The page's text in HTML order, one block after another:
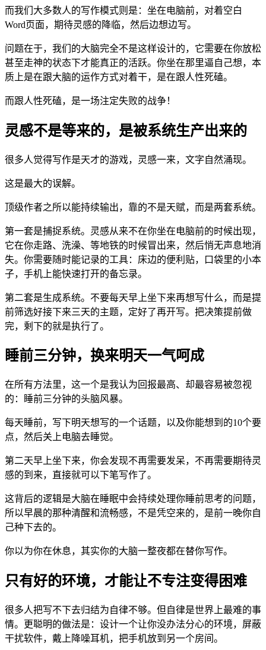
而我们大多数人的写作模式则是：坐在电脑前，对着空白
Word页面，期待灵感的降临，然后边想边写。
问题在于，我们的大脑完全不是这样设计的，它需要在你放松
甚至走神的状态下才能真正的活跃。你坐在那里逼自己想，本
质上是在跟大脑的运作方式对着干，是在跟人性死磕。
而跟人性死磕，是一场注定失败的战争！
灵感不是等来的，是被系统生产出来的
很多人觉得写作是天才的游戏，灵感一来，文字自然涌现。
这是最大的误解。
顶级作者之所以能持续输出，靠的不是天赋，而是两套系统。
第一套是捕捉系统。灵感从来不在你坐在电脑前的时候出现，
它在你走路、洗澡、等地铁的时候冒出来，然后悄无声息地消
失。你需要随时能记录的工具：床边的便利贴，口袋里的小本
子，手机上能快速打开的备忘录。
第二套是生成系统。不要每天早上坐下来再想写什么，而是提
前筛选好接下来三天的主题，定好了再开写。把决策提前做
完，剩下的就是执行了。
睡前三分钟，换来明天一气呵成
在所有方法里，这一个是我认为回报最高、却最容易被忽视
的：睡前三分钟的头脑风暴。
每天睡前，写下明天想写的一个话题，以及你能想到的10个要
点，然后关上电脑去睡觉。
第二天早上坐下来，你会发现不再需要发呆，不再需要期待灵
感的到来，直接就可以下笔写作了。
这背后的逻辑是大脑在睡眠中会持续处理你睡前思考的问题，
所以早晨的那种清醒和流畅感，不是凭空来的，是前一晚你自
己种下去的。
你以为你在休息，其实你的大脑一整夜都在替你写作。
只有好的环境，才能让不专注变得困难
很多人把写不下去归结为自律不够。但自律是世界上最难的事
情。更聪明的做法是：设计一个让你没办法分心的环境，屏蔽
干扰软件，戴上降噪耳机，把手机放到另一个房间。